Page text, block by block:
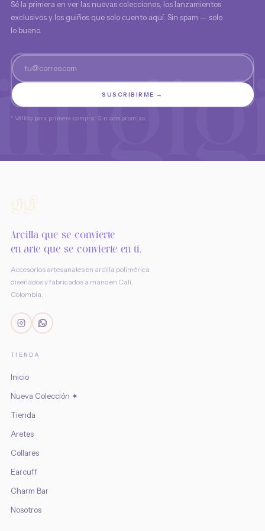
Sé la primera en ver las nuevas colecciones, los lanzamientos
exclusivos y los guiños que solo cuento aquí. Sin spam — solo
lo bueno.
SUSCRIBIRME →
* Válido para primera compra. Sin compromiso.
Arcilla que se convierte
en arte que se convierte en ti.
Accesorios artesanales en arcilla polimérica
diseñados y fabricados a mano en Cali,
Colombia.
TIENDA
Inicio
Nueva Colección ✦
Tienda
Aretes
Collares
Earcuff
Charm Bar
Nosotros